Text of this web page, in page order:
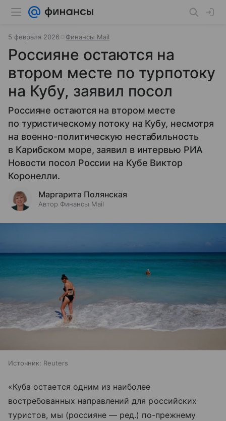
5 февраля 2026 Финансы Mail
Россияне остаются на
втором месте по турпотоку
на Кубу, заявил посол
Россияне остаются на втором месте
по туристическому потоку на Кубу, несмотря
на военно-политическую нестабильность
в Карибском море, заявил в интервью РИА
Новости посол России на Кубе Виктор
Коронелли.
Маргарита Полянская
Автор Финансы Mail
Источник: Reuters
«Куба остается одним из наиболее
востребованных направлений для российских
туристов, мы (россияне — ред.) по-прежнему